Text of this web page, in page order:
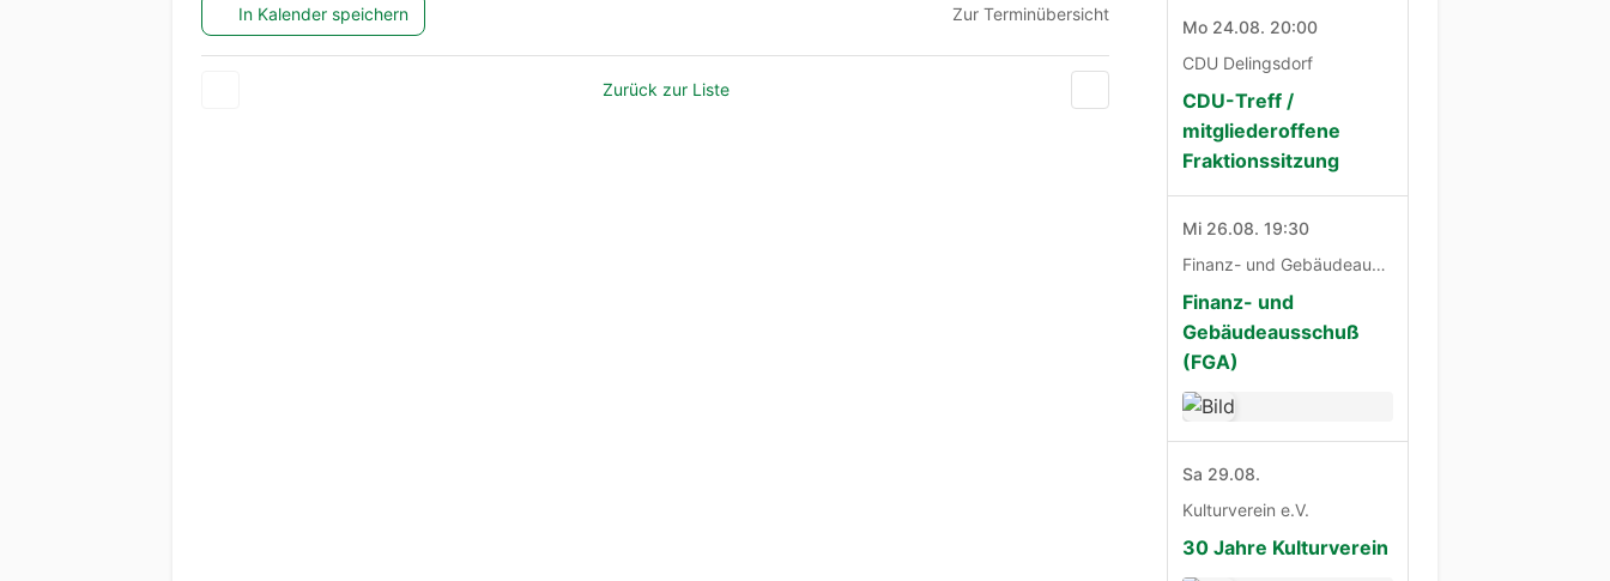
In Kalender speichern Zur Terminübersicht
Zurück zur Liste
Mo 24.08. 20:00
CDU Delingsdorf
CDU-Treff /
mitgliederoffene
Fraktionssitzung
Mi 26.08. 19:30
Finanz- und Gebäudeausschuß
Finanz- und
Gebäudeausschuß
(FGA)
Sa 29.08.
Kulturverein e.V.
30 Jahre Kulturverein